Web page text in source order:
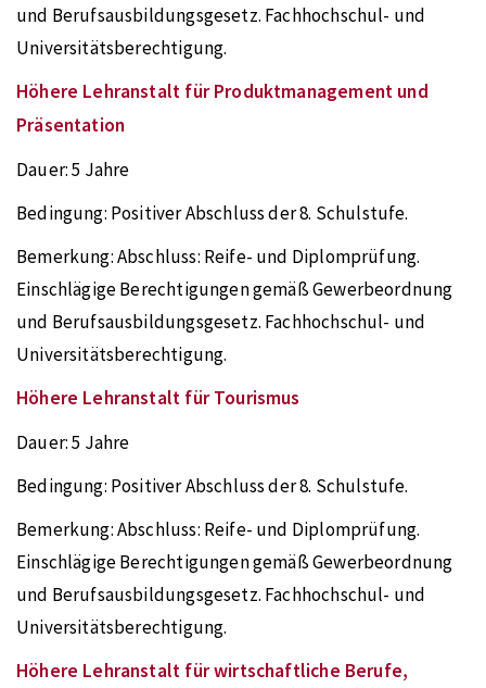
und Berufsausbildungsgesetz. Fachhochschul- und
Universitätsberechtigung.
Höhere Lehranstalt für Produktmanagement und
Präsentation
Dauer:5 Jahre
Bedingung: Positiver Abschluss der 8. Schulstufe.
Bemerkung:Abschluss: Reife- und Diplomprüfung.
Einschlägige Berechtigungen gemäß Gewerbeordnung
und Berufsausbildungsgesetz. Fachhochschul- und
Universitätsberechtigung.
Höhere Lehranstalt für Tourismus
Dauer:5 Jahre
Bedingung: Positiver Abschluss der 8. Schulstufe.
Bemerkung:Abschluss: Reife- und Diplomprüfung.
Einschlägige Berechtigungen gemäß Gewerbeordnung
und Berufsausbildungsgesetz. Fachhochschul- und
Universitätsberechtigung.
Höhere Lehranstalt für wirtschaftliche Berufe,